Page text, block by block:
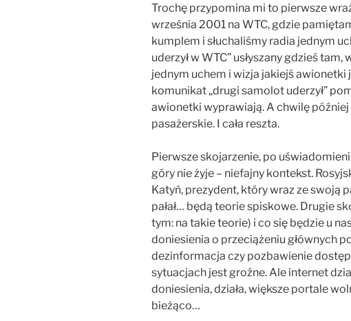
Trochę przypomina mi to pierwsze
września 2001 na WTC, gdzie
kumplem i słuchaliśmy radia jednym
uderzył w WTC” usłyszany gdzieś
jednym uchem i wizja jakiejś
komunikat „drugi samolot uderzył”
awionetki wyprawiają. A chwilę później
pasażerskie. I cała reszta.
Pierwsze skojarzenie, po
góry nie żyje – niefajny kontekst.
Katyń, prezydent, który wraz ze swoją
pałał… będą teorie spiskowe. Drugie
tym: na takie teorie) i co się będzie u
doniesienia o przeciążeniu głównych
dezinformacja czy pozbawienie
sytuacjach jest groźne. Ale internet
doniesienia, działa, większe portale
bieżąco…